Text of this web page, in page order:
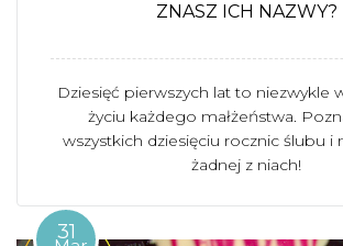
ZNASZ ICH NAZWY?
Dziesięć pierwszych lat to niezwykle
życiu każdego małżeństwa.
wszystkich dziesięciu rocznic ślubu i
żadnej z niach!
31